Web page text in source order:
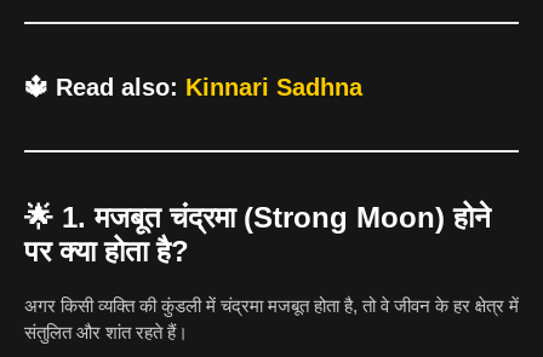
🔱 Read also: Kinnari Sadhna
🌟 1. मजबूत चंद्रमा (Strong Moon) होने
पर क्या होता है?
अगर किसी व्यक्ति की कुंडली में चंद्रमा मजबूत होता है, तो वे जीवन के हर क्षेत्र में
संतुलित और शांत रहते हैं।